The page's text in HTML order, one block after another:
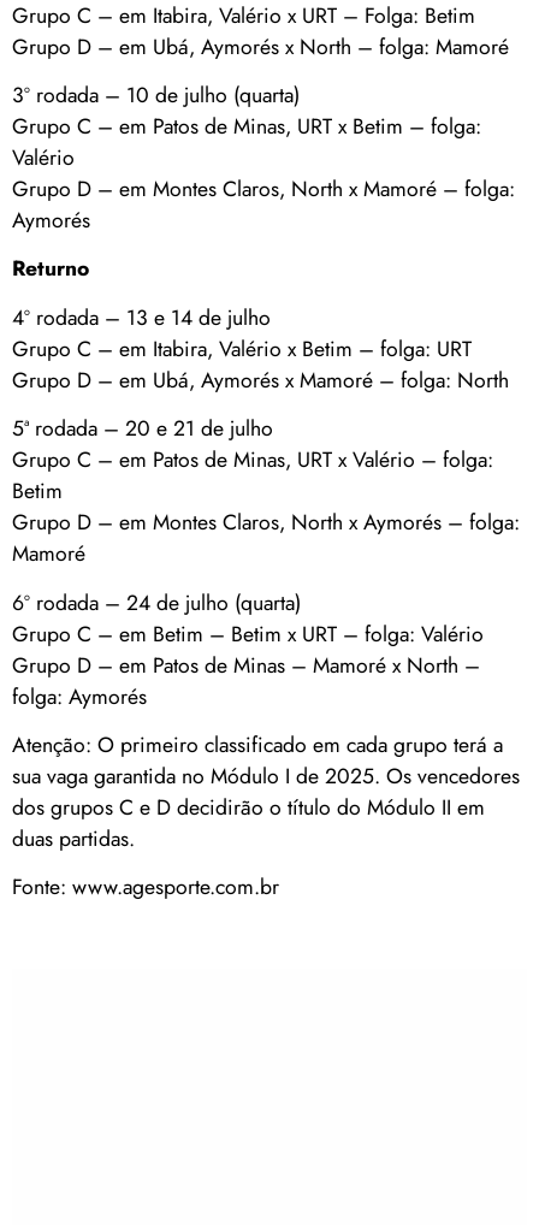
Grupo C – em Itabira, Valério x URT – Folga: Betim
Grupo D – em Ubá, Aymorés x North – folga: Mamoré
3º rodada – 10 de julho (quarta)
Grupo C – em Patos de Minas, URT x Betim – folga:
Valério
Grupo D – em Montes Claros, North x Mamoré – folga:
Aymorés
Returno
4º rodada – 13 e 14 de julho
Grupo C – em Itabira, Valério x Betim – folga: URT
Grupo D – em Ubá, Aymorés x Mamoré – folga: North
5ª rodada – 20 e 21 de julho
Grupo C – em Patos de Minas, URT x Valério – folga:
Betim
Grupo D – em Montes Claros, North x Aymorés – folga:
Mamoré
6º rodada – 24 de julho (quarta)
Grupo C – em Betim – Betim x URT – folga: Valério
Grupo D – em Patos de Minas – Mamoré x North –
folga: Aymorés
Atenção: O primeiro classificado em cada grupo terá a
sua vaga garantida no Módulo I de 2025. Os vencedores
dos grupos C e D decidirão o título do Módulo II em
duas partidas.
Fonte: www.agesporte.com.br